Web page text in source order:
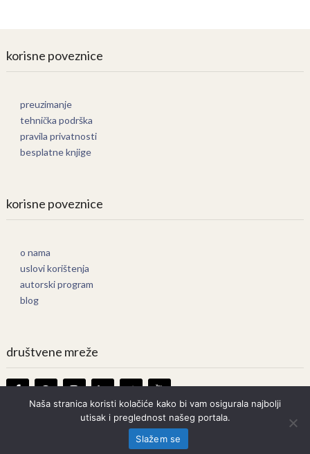
korisne poveznice
preuzimanje
tehnička podrška
pravila privatnosti
besplatne knjige
korisne poveznice
o nama
uslovi korištenja
autorski program
blog
društvene mreže
Knjige OnlineCopyright © 2026.
Prava zadržana. Bilo kakvo kopiranje strogo zabranjeno.
Naša stranica koristi kolačiće kako bi vam osigurala najbolji
utisak i preglednost našeg portala.
Slažem se